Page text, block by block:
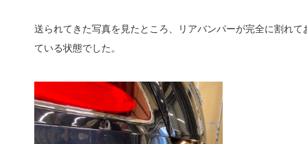
送られてきた写真を見たところ、リアバンパーが完全に割れ
ている状態でした。